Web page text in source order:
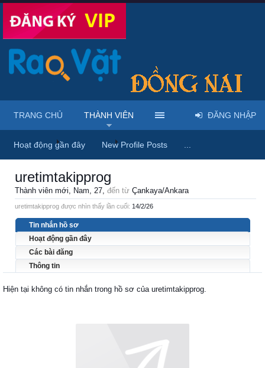
Trang chủ Thành viên uretimtakipprog
uretimtakipprog
Thành viên mới, Nam, 27, đến từ Çankaya/Ankara
uretimtakipprog được nhìn thấy lần cuối: 14/2/26
Tin nhắn hồ sơ
Hoạt động gần đây
Các bài đăng
Thông tin
Hiện tại không có tin nhắn trong hồ sơ của uretimtakipprog.
TRANG CHỦ THÀNH VIÊN
Hoạt động gần đây New Profile Posts
ĐĂNG NHẬP